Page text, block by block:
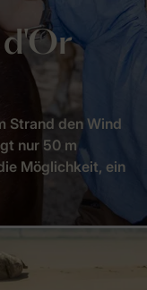
Strand den Wind
nur 50 m
Möglichkeit, ein